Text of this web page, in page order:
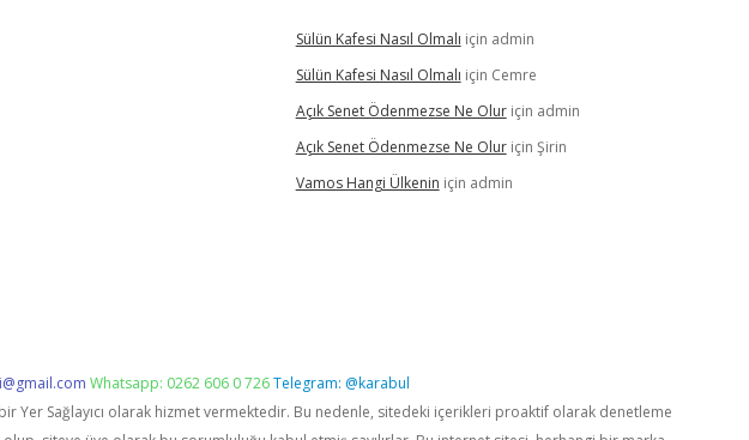
Sülün Kafesi Nasıl Olmalı için admin
Sülün Kafesi Nasıl Olmalı için Cemre
Açık Senet Ödenmezse Ne Oluriçin admin
Açık Senet Ödenmezse Ne Oluriçin Şirin
Vamos Hangi Ülkenin için admin
Whatsapp: 0262 606 0 726Telegram: @karabul
Yer Sağlayıcı olarak hizmet vermektedir. Bu nedenle, sitedeki içerikleri proaktif olarak denetleme